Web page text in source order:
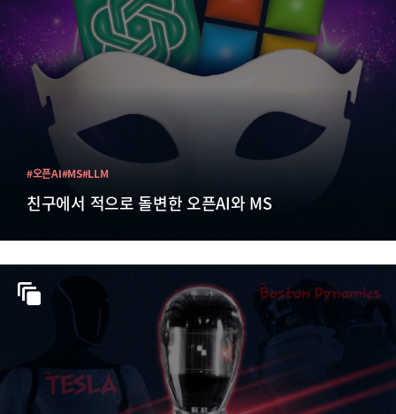
친구에서 적으로 돌변한 오픈AI와 MS
#오픈AI#MS#LLM